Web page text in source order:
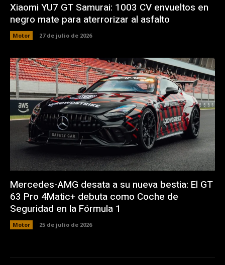
Xiaomi YU7 GT Samurai: 1003 CV envueltos en
negro mate para aterrorizar al asfalto
Motor 27 de julio de 2026
Mercedes-AMG desata a su nueva bestia: El GT
63 Pro 4Matic+ debuta como Coche de
Seguridad en la Fórmula 1
Motor 25 de julio de 2026